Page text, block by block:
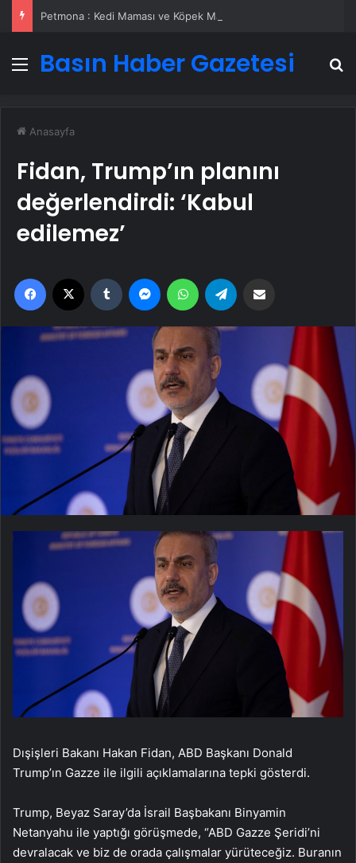
Menü
Basın Haber Gazetesi
Anasayfa
Fidan, Trump’ın planını
değerlendirdi: ‘Kabul
edilemez’
Facebook Tumblr MessengerWhatsApp
Dışişleri Bakanı Hakan Fidan, ABD Başkanı Donald
Trump’ın Gazze ile ilgili açıklamalarına tepki gösterdi.
Trump, Beyaz Saray’da İsrail Başbakanı Binyamin
Netanyahu ile yaptığı görüşmede, “ABD Gazze Şeridi’ni
devralacak ve biz de orada çalışmalar yürüteceğiz. Buranın